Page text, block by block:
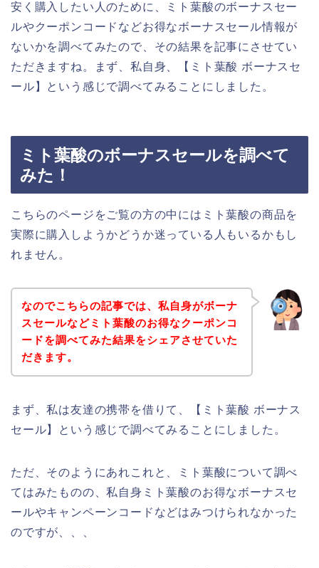
安く購入したい人のために、ミト葉酸のボーナスセー
ルやクーポンコードなどお得なボーナスセール情報が
ないかを調べてみたので、その結果を記事にさせてい
ただきますね。まず、私自身、【ミト葉酸 ボーナスセ
ール】という感じで調べてみることにしました。
ミト葉酸のボーナスセールを調べて
みた！
こちらのページをご覧の方の中にはミト葉酸の商品を
実際に購入しようかどうか迷っている人もいるかもし
れません。
なのでこちらの記事では、私自身がボーナ
スセールなどミト葉酸のお得なクーポンコ
ードを調べてみた結果をシェアさせていた
だきます。
まず、私は友達の携帯を借りて、【ミト葉酸 ボーナス
セール】という感じで調べてみることにしました。
ただ、そのようにあれこれと、ミト葉酸について調べ
てはみたものの、私自身ミト葉酸のお得なボーナスセ
ールやキャンペーンコードなどはみつけられなかった
のですが、、、